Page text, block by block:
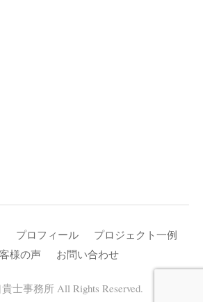
プロフィール
プロジェクト一例
様の声
お問い合わせ
士事務所 All Rights Reserved.